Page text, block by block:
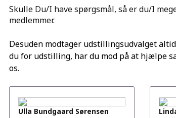
Skulle Du/I have spørgsmål, så er du/I
medlemmer.
Desuden modtager udstillingsudvalget
du for udstilling, har du mod på at hjælpe
os.
Ulla Bundgaard Sørensen